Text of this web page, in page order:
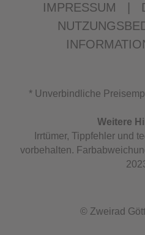
IMPRESSUM
* Unverbindliche
Weitere
Irrtümer, Tippfehler und
vorbehalten.
© Zweirad